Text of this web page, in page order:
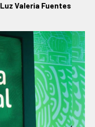
Luz Valeria Fuentes